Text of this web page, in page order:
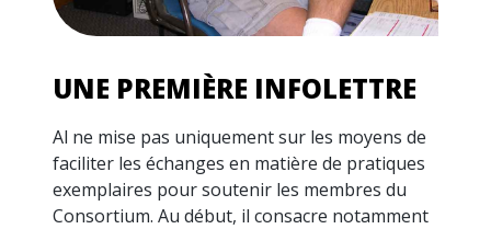
UNE PREMIÈRE INFOLETTRE
Al ne mise pas uniquement sur les moyens de
faciliter les échanges en matière de pratiques
exemplaires pour soutenir les membres du
Consortium. Au début, il consacre notamment